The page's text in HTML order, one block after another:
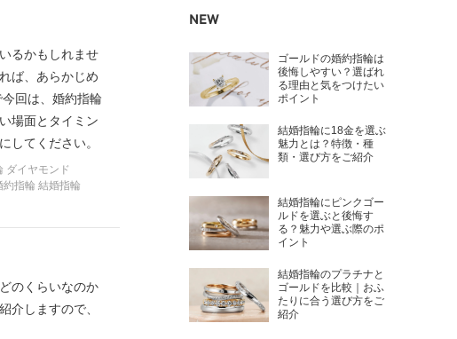
るかもしれませ
ば、あらかじめ
回は、婚約指輪
場面とタイミン
してください。
ダイヤモンド
約指輪 結婚指輪
のくらいなのか
介しますので、
NEW
ゴールドの婚約指輪は
後悔しやすい？選ばれ
る理由と気をつけたい
ポイント
結婚指輪に18金を選ぶ
魅力とは？特徴・種
類・選び方をご紹介
結婚指輪にピンクゴー
ルドを選ぶと後悔す
る？魅力や選ぶ際のポ
イント
結婚指輪のプラチナと
ゴールドを比較｜おふ
たりに合う選び方をご
紹介